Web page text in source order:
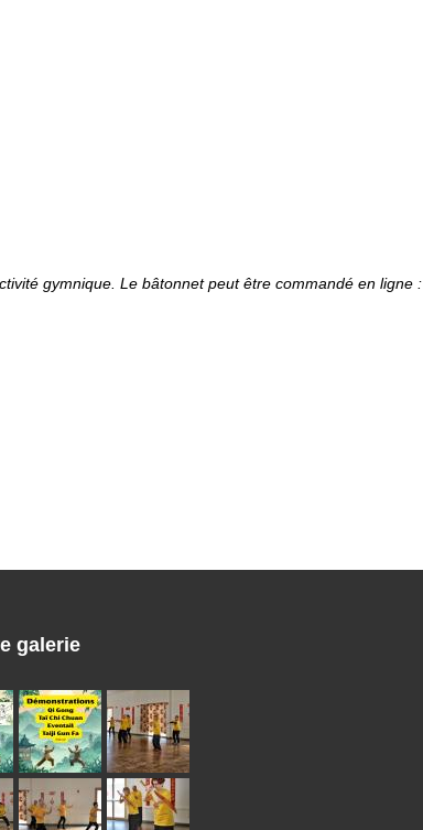
gymnique. Le bâtonnet peut être commandé en ligne :
galerie